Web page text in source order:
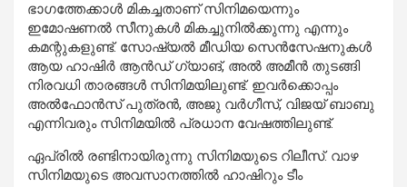
ഭാഗത്തേക്കാള്‍ മികച്ചതാണ് സിനിമയെന്നും
ഇമോഷണല്‍ സീനുകള്‍ മികച്ചുനില്‍ക്കുന്നു എന്നും
കമന്റുകളുണ്ട്. സോഷ്യല്‍ മീഡിയ സെന്‍സേഷനുകള്‍
ആയ ഹാഷിര്‍ ആന്‍ഡ് ഗ്യാങ്, അല്‍ അമീന്‍ തുടങ്ങി
നിരവധി താരങ്ങള്‍ സിനിമയിലുണ്ട്. ഇവര്‍ക്കൊപ്പം
അല്‍ഫോന്‍സ് പുത്രന്‍, അജു വര്‍ഗീസ്, വിജയ് ബാബു
എന്നിവരും സിനിമയില്‍ പ്രധാന വേഷത്തിലുണ്ട്.
ഏപ്രില്‍ രണ്ടിനായിരുന്നു സിനിമയുടെ റിലീസ്. വാഴ
സിനിമയുടെ അവസാനത്തില്‍ ഹാഷിറും ടീം